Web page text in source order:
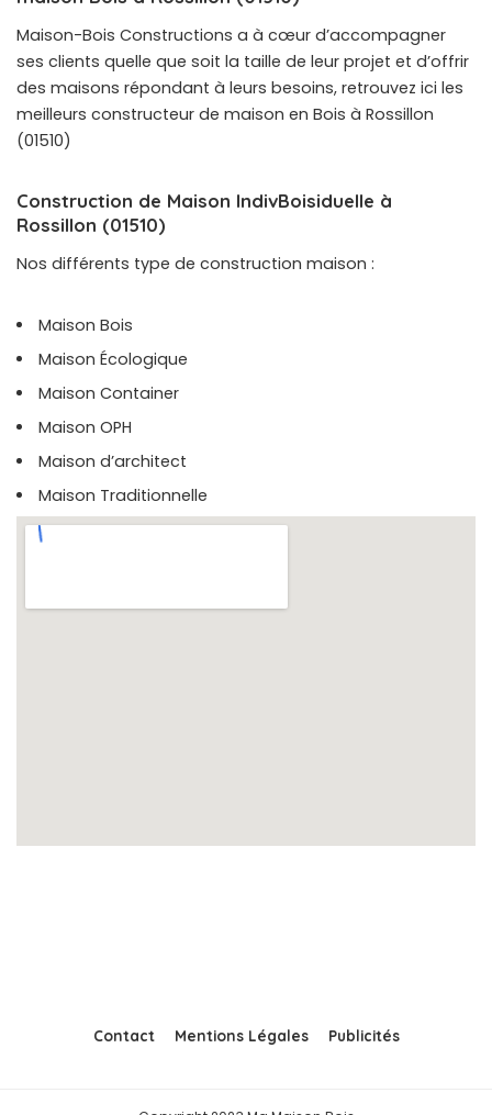
Maison-Bois Constructions a à cœur d’accompagner
ses clients quelle que soit la taille de leur projet et d’offrir
des maisons répondant à leurs besoins, retrouvez ici les
meilleurs constructeur de maison en Bois à Rossillon
(01510)
Construction de Maison IndivBoisiduelle à
Rossillon (01510)
Nos différents type de construction maison :
Maison Bois
Maison Écologique
Maison Container
Maison OPH
Maison d’architect
Maison Traditionnelle
Contact Mentions Légales Publicités